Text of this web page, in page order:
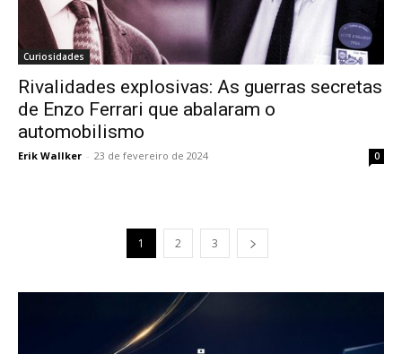
Curiosidades
Rivalidades explosivas: As guerras secretas
de Enzo Ferrari que abalaram o
automobilismo
Erik Wallker - 23 de fevereiro de 2024 0
1 2 3